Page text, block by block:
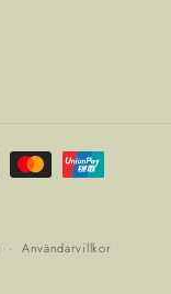
Användarvillkor